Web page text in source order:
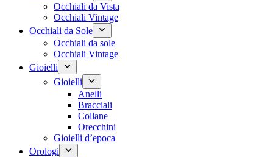
Occhiali da Vista
Occhiali Vintage
Occhiali da Sole
Occhiali da sole
Occhiali Vintage
Gioielli
Gioielli
Anelli
Bracciali
Collane
Orecchini
Gioielli d’epoca
Orologi